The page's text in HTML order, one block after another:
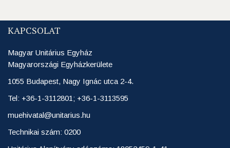
KAPCSOLAT
Magyar Unitárius Egyház
Magyarországi Egyházkerülete
1055 Budapest, Nagy Ignác utca 2-4.
Tel: +36-1-3112801; +36-1-3113595
muehivatal@unitarius.hu
Technikai szám: 0200